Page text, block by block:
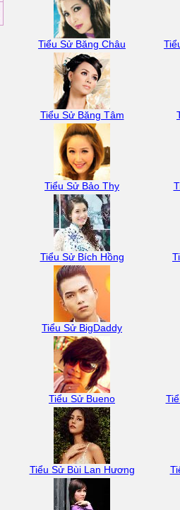
Tiểu Sử Băng Châu
Tiểu Sử Băng Tâm
Tiểu Sử Bảo Thy
Tiểu Sử Bích Hồng
Tiểu Sử BigDaddy
Tiểu Sử Bueno
Tiểu Sử Bùi Lan Hương